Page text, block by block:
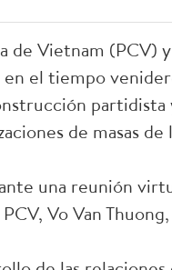
Vietnam (PCV)
en el tiempo
de masas de
una reunión
Vo Van